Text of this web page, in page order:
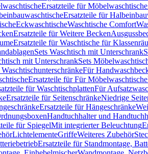
Ersatzteile für Möbelwaschtische
Ersatzteile für
EckwaschtischeWaschtische Comfort
Ersatzteile für Weitere Becken
Ersatzteile für Waschtische für
Sets Waschtisch mit Unterschrank
mit UnterschrankSets
Für
Ersatzteile für Für Möbelwaschtische
für WaschtischplattenFür
Ersatzteile für SeitenschränkeNiedrige
Ersatzteile für Hängeschränke
Handtuchhalter und
für SpiegelMit integrierter Beleuchtung
LichtelementeGriffeWeiteres Zubehör
Ersatzteile für Standmontage,